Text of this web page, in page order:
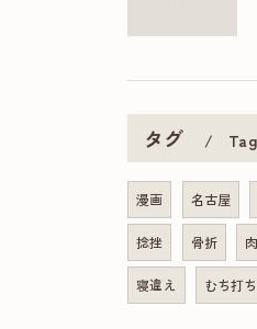
タグ
漫画 名古屋
捻挫 骨折
寝違え むち打ち